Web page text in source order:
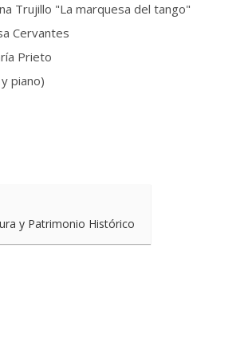
"La marquesa del tango"
Cervantes
Prieto
piano)
y Patrimonio Histórico